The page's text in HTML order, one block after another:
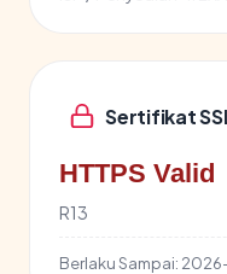
Sertifikat
HTTPS Valid
R13
Berlaku Sampai: